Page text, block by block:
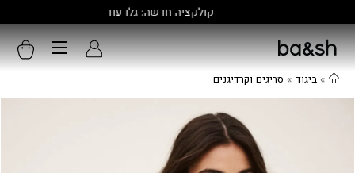
קולקציה חדשה:גלו עוד
» ביגוד » סריגים וקרדיגנים